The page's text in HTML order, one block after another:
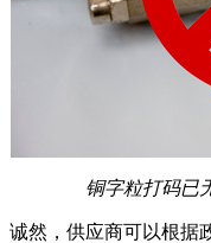
铜字粒打码已
诚然，供应商可以根据